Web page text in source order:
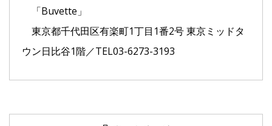
「Buvette」
東京都千代田区有楽町1丁目1番2号 東京ミッドタ
ウン日比谷1階／TEL03-6273-3193